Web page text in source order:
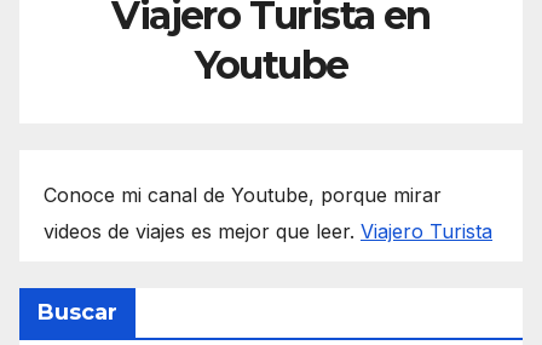
Viajero Turista en
Youtube
Conoce mi canal de Youtube, porque mirar
videos de viajes es mejor que leer. Viajero Turista
Buscar